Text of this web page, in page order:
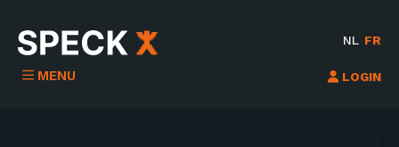
NL FR
LOGIN
MENU